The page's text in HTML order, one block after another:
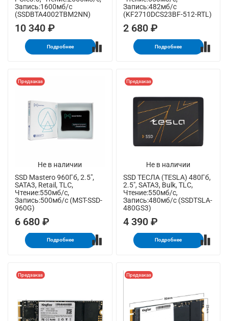
Запись:1600мб/с
(SSDBTA4002TBM2NN)
10 340 ₽
Подробнее
Запись:482мб/с
(KF2710DCS23BF-512-RTL)
2 680 ₽
Подробнее
Не в наличии
Предзаказ
SSD Mastero 960Гб, 2.5",
SATA3, Retail, TLC,
Чтение:550мб/с,
Запись:500мб/с (MST-SSD-
960G)
6 680 ₽
Подробнее
Не в наличии
Предзаказ
SSD ТЕСЛА (TESLA) 480Гб,
2.5", SATA3, Bulk, TLC,
Чтение:550мб/с,
Запись:480мб/с (SSDTSLA-
480GS3)
4 390 ₽
Подробнее
Предзаказ Предзаказ